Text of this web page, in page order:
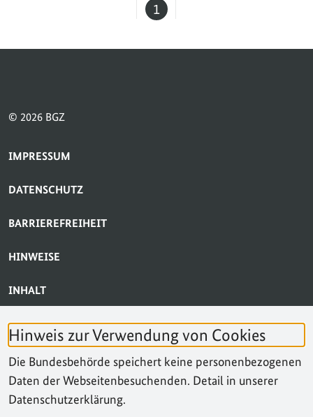
Hinweis zur Verwendung von Cookies
Die Bundesbehörde speichert keine personenbezogenen
Daten der Webseitenbesuchenden. Detail in unserer
Datenschutzerklärung.
Seite
1
© 2026 BGZ
SERVICE-NAVIGATION FUSSBEREICH
IMPRESSUM
DATENSCHUTZ
BARRIEREFREIHEIT
HINWEISE
INHALT
BARRIERE MELDEN
KONTAKT